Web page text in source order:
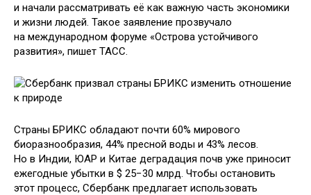
и начали рассматривать её как важную часть экономики
и жизни людей. Такое заявление прозвучало
на международном форуме «Острова устойчивого
развития», пишет ТАСС.
Страны БРИКС обладают почти 60% мирового
биоразнообразия, 44% пресной воды и 43% лесов.
Но в Индии, ЮАР и Китае деградация почв уже приносит
ежегодные убытки в $ 25−30 млрд. Чтобы остановить
этот процесс, Сбербанк предлагает использовать